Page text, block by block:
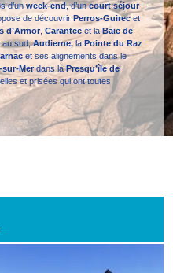
d’unweek-end, d’uncourt séjour
de découvrir Perros-Guirecet
d’Armor, Carantec et la Baie de
au sud,Audierne, la Pointe du Raz
et ses alignements dans le
sur-Merdans laPresqu’île de
et prisées qui ont toutes